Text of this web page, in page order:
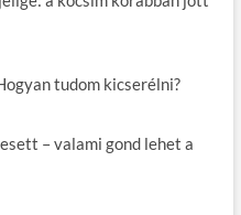
tudom kicserélni?
– valami gond lehet a